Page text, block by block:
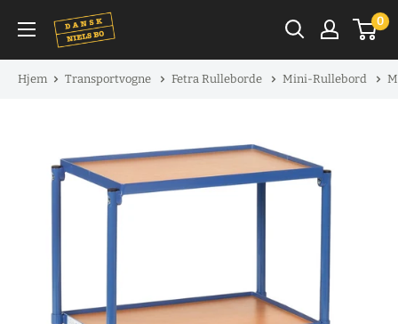
indhold
0
Hjem Transportvogne Fetra Rulleborde Mini-Rullebord